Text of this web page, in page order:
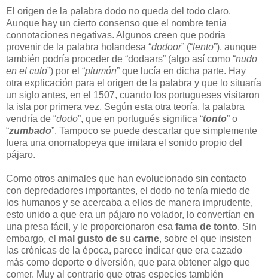
El origen de la palabra dodo no queda del todo claro.
Aunque hay un cierto consenso que el nombre tenía
connotaciones negativas. Algunos creen que podría
provenir de la palabra holandesa “dodoor” (“lento”), aunque
también podría proceder de “dodaars” (algo así como “nudo
en el culo”) por el “plumón” que lucía en dicha parte. Hay
otra explicación para el origen de la palabra y que lo situaría
un siglo antes, en el 1507, cuando los portugueses visitaron
la isla por primera vez. Según esta otra teoría, la palabra
vendría de “dodo”, que en portugués significa “tonto” o
“zumbado”. Tampoco se puede descartar que simplemente
fuera una onomatopeya que imitara el sonido propio del
pájaro.
Como otros animales que han evolucionado sin contacto
con depredadores importantes, el dodo no tenía miedo de
los humanos y se acercaba a ellos de manera imprudente,
esto unido a que era un pájaro no volador, lo convertían en
una presa fácil, y le proporcionaron esa fama de tonto. Sin
embargo, el mal gusto de su carne, sobre el que insisten
las crónicas de la época, parece indicar que era cazado
más como deporte o diversión, que para obtener algo que
comer. Muy al contrario que otras especies también